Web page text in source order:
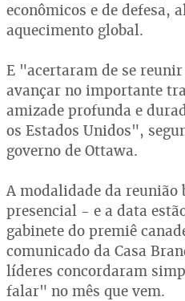
econômicos e de defesa,
aquecimento global.
E "acertaram de se
avançar no importante
amizade profunda e
os Estados Unidos",
governo de Ottawa.
A modalidade da
presencial - e a data
gabinete do premiê
comunicado da Casa
líderes concordaram
falar" no mês que vem.